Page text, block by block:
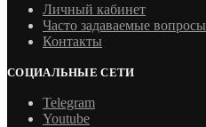
Личный кабинет
Часто задаваемые вопросы
Контакты
СОЦИАЛЬНЫЕ СЕТИ
Telegram
Youtube